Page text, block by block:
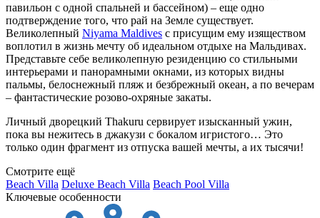
павильон с одной спальней и бассейном) – еще одно
подтверждение того, что рай на Земле существует.
Великолепный Niyama Maldives с присущим ему изяществом
воплотил в жизнь мечту об идеальном отдыхе на Мальдивах.
Представьте себе великолепную резиденцию со стильными
интерьерами и панорамными окнами, из которых видны
пальмы, белоснежный пляж и безбрежный океан, а по вечерам
– фантастические розово-охряные закаты.
Личный дворецкий Thakuru сервирует изысканный ужин,
пока вы нежитесь в джакузи с бокалом игристого… Это
только один фрагмент из отпуска вашей мечты, а их тысячи!
Смотрите ещё
Beach Villa Deluxe Beach Villa Beach Pool Villa
Ключевые особенности